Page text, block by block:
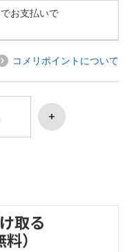
お支払いで
コメリポイントについて
取る
）